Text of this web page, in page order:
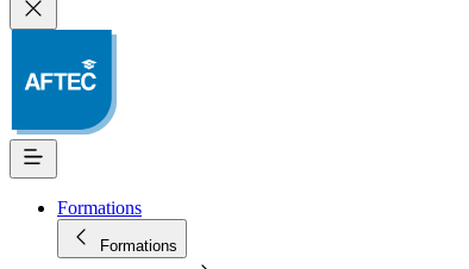
Formations
Formations